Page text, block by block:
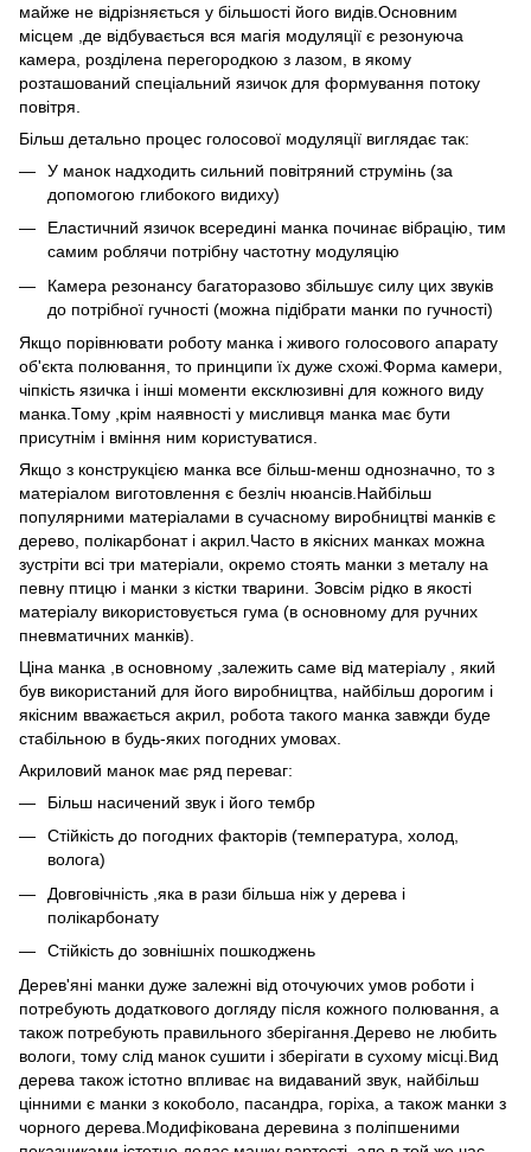
майже не відрізняється у більшості його видів.Основним
місцем ,де відбувається вся магія модуляції є резонуюча
камера, розділена перегородкою з лазом, в якому
розташований спеціальний язичок для формування потоку
повітря.
Більш детально процес голосової модуляції виглядає так:
У манок надходить сильний повітряний струмінь (за
допомогою глибокого видиху)
Еластичний язичок всередині манка починає вібрацію, тим
самим роблячи потрібну частотну модуляцію
Камера резонансу багаторазово збільшує силу цих звуків
до потрібної гучності (можна підібрати манки по гучності)
Якщо порівнювати роботу манка і живого голосового апарату
об'єкта полювання, то принципи їх дуже схожі.Форма камери,
чіпкість язичка і інші моменти ексклюзивні для кожного виду
манка.Тому ,крім наявності у мисливця манка має бути
присутнім і вміння ним користуватися.
Якщо з конструкцією манка все більш-менш однозначно, то з
матеріалом виготовлення є безліч нюансів.Найбільш
популярними матеріалами в сучасному виробництві манків є
дерево, полікарбонат і акрил.Часто в якісних манках можна
зустріти всі три матеріали, окремо стоять манки з металу на
певну птицю і манки з кістки тварини. Зовсім рідко в якості
матеріалу використовується гума (в основному для ручних
пневматичних манків).
Ціна манка ,в основному ,залежить саме від матеріалу , який
був використаний для його виробництва, найбільш дорогим і
якісним вважається акрил, робота такого манка завжди буде
стабільною в будь-яких погодних умовах.
Акриловий манок має ряд переваг:
Більш насичений звук і його тембр
Стійкість до погодних факторів (температура, холод,
волога)
Довговічність ,яка в рази більша ніж у дерева і
полікарбонату
Стійкість до зовнішніх пошкоджень
Дерев'яні манки дуже залежні від оточуючих умов роботи і
потребують додаткового догляду після кожного полювання, а
також потребують правильного зберігання.Дерево не любить
вологи, тому слід манок сушити і зберігати в сухому місці.Вид
дерева також істотно впливає на видаваний звук, найбільш
цінними є манки з кокоболо, пасандра, горіха, а також манки з
чорного дерева.Модифікована деревина з поліпшеними